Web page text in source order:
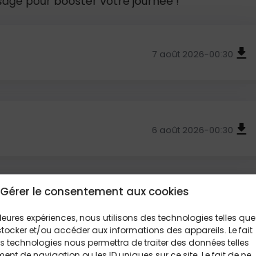
Gérer le consentement aux cookies
expériences, nous utilisons des technologies telles que
et/ou accéder aux informations des appareils. Le fait
technologies nous permettra de traiter des données telles
7 août 2026-00:30
6 août 2026-00:30